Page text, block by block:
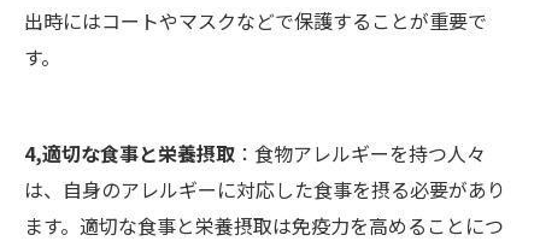
出時にはコートやマスクなどで保護することが重要で
す。
4,適切な食事と栄養摂取 ：食物アレルギーを持つ人々
は、自身のアレルギーに対応した食事を摂る必要があり
ます。適切な食事と栄養摂取は免疫力を高めることにつ